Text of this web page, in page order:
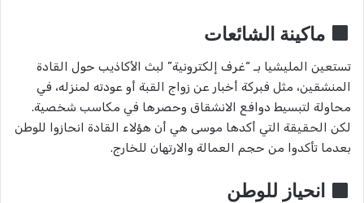
ماكينة الشائعات
تستعين المليشيا بـ “غرف إلكترونية” لبث الأكاذيب حول القادة
المنشقين، مثل فبركة أخبار عن زواج القبة أو عودته لمنزله، في
محاولة لتبسيط دوافع الانشقاق وحصرها في مكاسب شخصية.
لكن الحقيقة التي أكدها موسى هي أن هؤلاء القادة انحازوا للوطن
بعدما تأكدوا من حجم العمالة والارتهان للخارج.
انحياز للوطن